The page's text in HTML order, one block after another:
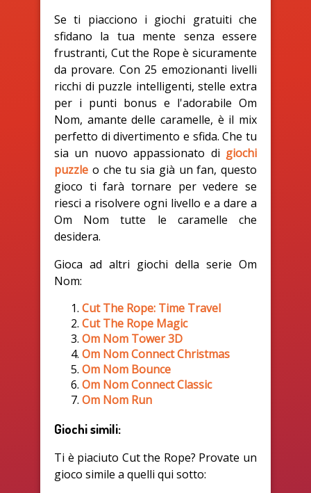
Se ti piacciono i giochi gratuiti che
sfidano la tua mente senza essere
frustranti, Cut the Rope è sicuramente
da provare. Con 25 emozionanti livelli
ricchi di puzzle intelligenti, stelle extra
per i punti bonus e l'adorabile Om
Nom, amante delle caramelle, è il mix
perfetto di divertimento e sfida. Che tu
sia un nuovo appassionato di giochi
puzzle o che tu sia già un fan, questo
gioco ti farà tornare per vedere se
riesci a risolvere ogni livello e a dare a
Om Nom tutte le caramelle che
desidera.
Gioca ad altri giochi della serie Om
Nom:
Cut The Rope: Time Travel
Cut The Rope Magic
Om Nom Tower 3D
Om Nom Connect Christmas
Om Nom Bounce
Om Nom Connect Classic
Om Nom Run
Giochi simili:
Ti è piaciuto Cut the Rope? Provate un
gioco simile a quelli qui sotto: